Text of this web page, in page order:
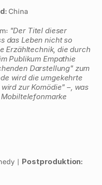
China
"Der Titel dieser
das Leben nicht so
Erzähltechnik, die durch
Publikum Empathie
Darstellung" zum
wird die umgekehrte
zur Komödie" –, was
| Postproduktion: